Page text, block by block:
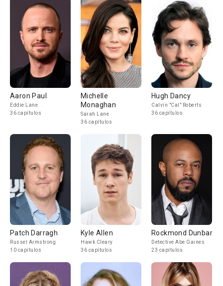
Aaron Paul
Eddie Lane
36 capítulos
Michelle
Monaghan
Sarah Lane
36 capítulos
Hugh Dancy
Calvin "Cal" Roberts
36 capítulos
Patch Darragh
Russel Armstrong
10 capítulos
Kyle Allen
Hawk Cleary
36 capítulos
Rockmond Dunbar
Detective Abe Gaines
23 capítulos